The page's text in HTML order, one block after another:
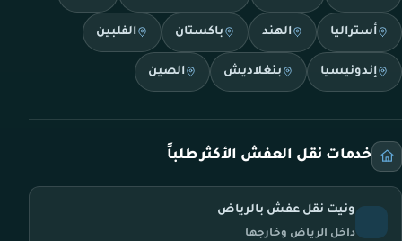
أستراليا الهند باكستان الفلبين
إندونيسيا بنغلاديش الصين
خدمات نقل العفش الأكثر طلباً
ونيت نقل عفش بالرياض
داخل الرياض وخارجها